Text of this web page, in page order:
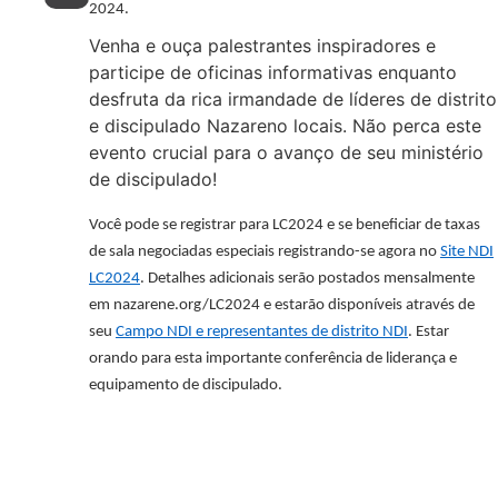
2024.
Venha e ouça palestrantes inspiradores e
participe de oficinas informativas enquanto
desfruta da rica irmandade de líderes de distrito
e discipulado Nazareno locais. Não perca este
evento crucial para o avanço de seu ministério
de discipulado!
Você pode se registrar para LC2024 e se beneficiar de taxas
de sala negociadas especiais registrando-se agora no Site NDI
LC2024. Detalhes adicionais serão postados mensalmente
em nazarene.org/LC2024 e estarão disponíveis através de
seu Campo NDI e representantes de distrito NDI . Estar
orando para esta importante conferência de liderança e
equipamento de discipulado.